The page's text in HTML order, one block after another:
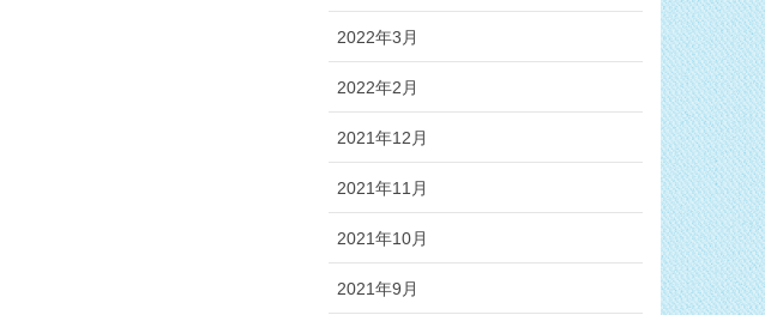
2022年3月
2022年2月
2021年12月
2021年11月
2021年10月
2021年9月